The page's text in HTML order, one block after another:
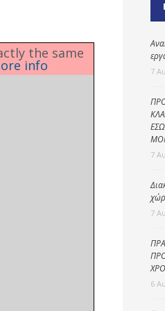
Δημοτική
αστυνομία
the same
info 7
7
7
6